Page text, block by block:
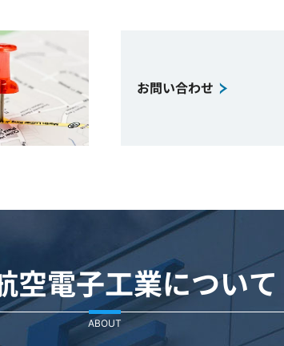
お問い合わせ
空電子工業について
ABOUT